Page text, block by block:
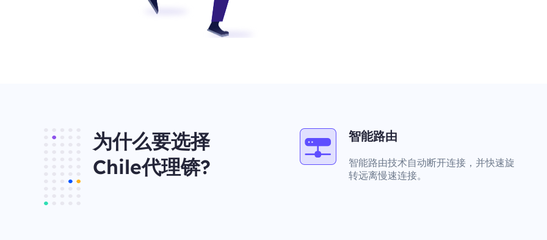
为什么要选择
Chile代理锛?
智能路由
智能路由技术自动断开连接，并快速旋
转远离慢速连接。